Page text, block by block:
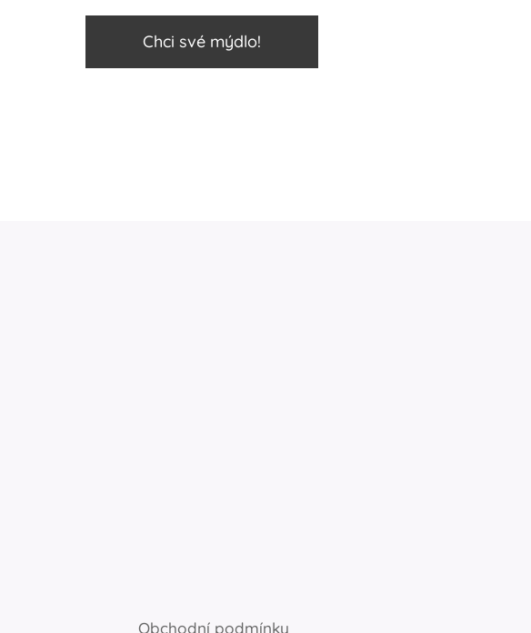
Chci své mýdlo!
Obchodní podmínky